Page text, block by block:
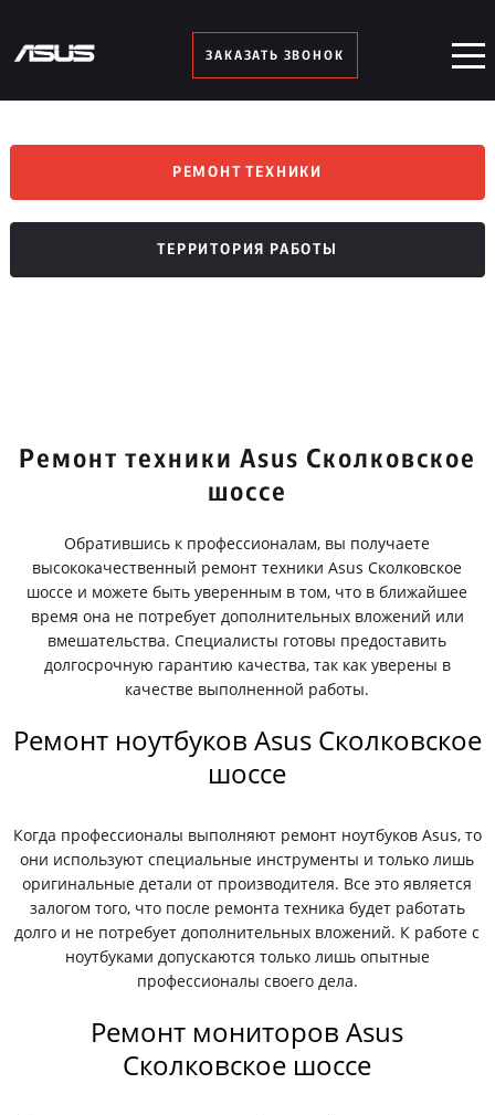
ЗАКАЗАТЬ ЗВОНОК
РЕМОНТ ТЕХНИКИ
ТЕРРИТОРИЯ РАБОТЫ
Ремонт техники Asus Сколковское
шоссе
Обратившись к профессионалам, вы получаете
высококачественный ремонт техники Asus Сколковское
шоссе и можете быть уверенным в том, что в ближайшее
время она не потребует дополнительных вложений или
вмешательства. Специалисты готовы предоставить
долгосрочную гарантию качества, так как уверены в
качестве выполненной работы.
Ремонт ноутбуков Asus Сколковское
шоссе
Когда профессионалы выполняют ремонт ноутбуков Asus, то
они используют специальные инструменты и только лишь
оригинальные детали от производителя. Все это является
залогом того, что после ремонта техника будет работать
долго и не потребует дополнительных вложений. К работе с
ноутбуками допускаются только лишь опытные
профессионалы своего дела.
Ремонт мониторов Asus
Сколковское шоссе